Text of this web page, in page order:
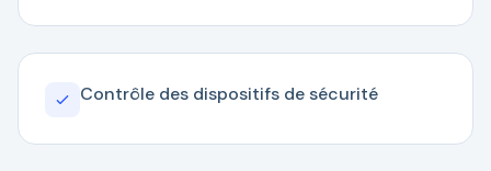
Contrôle des dispositifs de sécurité